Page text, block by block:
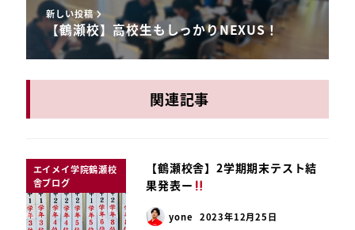
新しい投稿
【鶴瀬校】高校生もしっかりNEXUS！
関連記事
エイメイ学院鶴瀬校
舎ブログ
【鶴瀬校舎】2学期期末テスト結
果発表ー
yone 2023年12月25日